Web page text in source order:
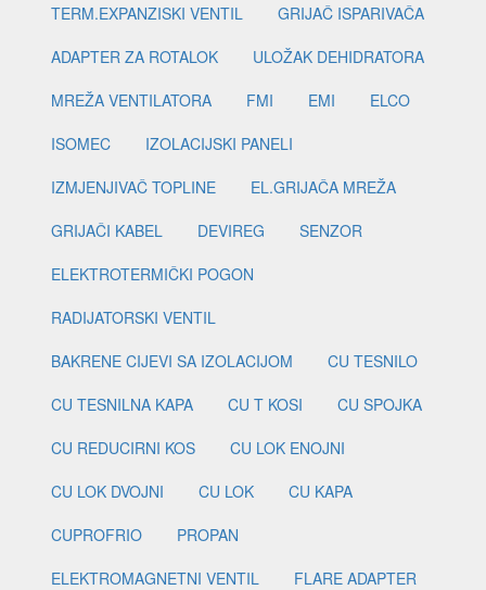
TERM.EXPANZISKI VENTIL
GRIJAČ ISPARIVAČA
ADAPTER ZA ROTALOK
ULOŽAK DEHIDRATORA
MREŽA VENTILATORA
FMI EMI
ELCO
ISOMEC
IZOLACIJSKI PANELI
IZMJENJIVAČ TOPLINE
EL.GRIJAČA MREŽA
GRIJAČI KABEL
DEVIREG
SENZOR
ELEKTROTERMIČKI POGON
RADIJATORSKI VENTIL
BAKRENE CIJEVI SA IZOLACIJOM
CU TESNILO
CU TESNILNA KAPA
CU T KOSI
CU SPOJKA
CU REDUCIRNI KOS
CU LOK ENOJNI
CU LOK DVOJNI
CU LOK
CU KAPA
CUPROFRIO
PROPAN
ELEKTROMAGNETNI VENTIL
FLARE ADAPTER